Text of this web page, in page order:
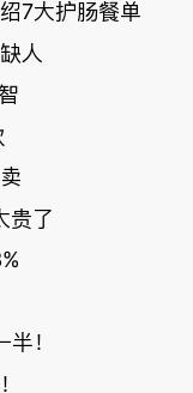
7大护肠餐单
人
贵了
！